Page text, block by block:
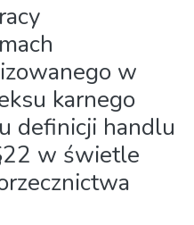
w
karnego
definicji handlu
w świetle